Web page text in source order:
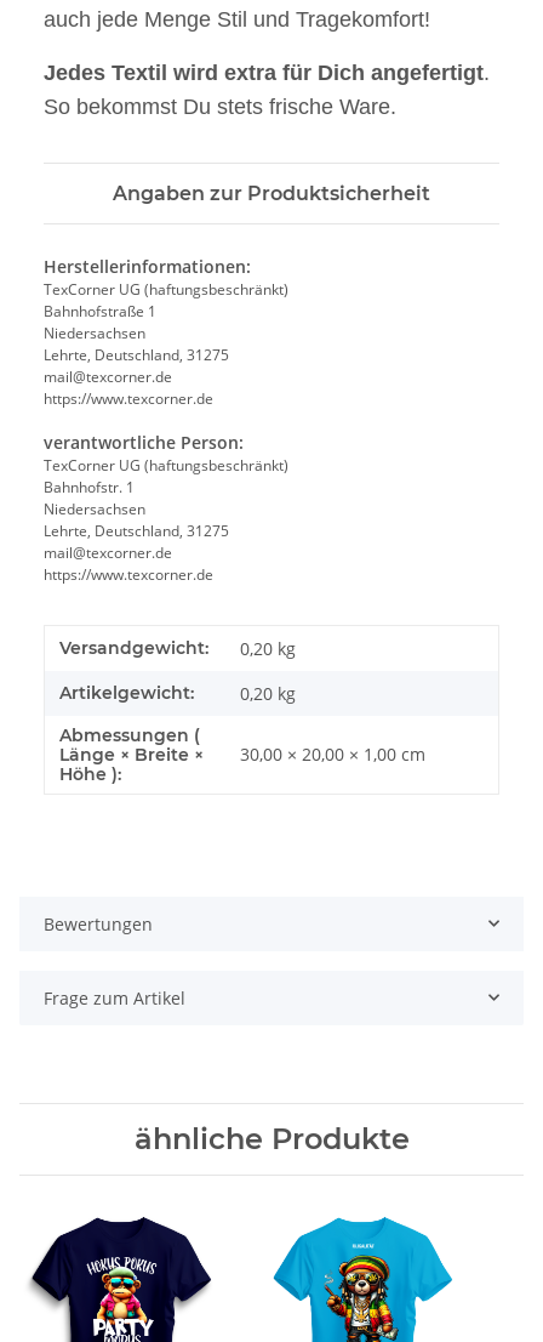
auch jede Menge Stil und Tragekomfort!
Jedes Textil wird extra für Dich angefertigt.
So bekommst Du stets frische Ware.
Angaben zur Produktsicherheit
Herstellerinformationen:
TexCorner UG (haftungsbeschränkt)
Bahnhofstraße 1
Niedersachsen
Lehrte, Deutschland, 31275
mail@texcorner.de
https://www.texcorner.de
verantwortliche Person:
TexCorner UG (haftungsbeschränkt)
Bahnhofstr. 1
Niedersachsen
Lehrte, Deutschland, 31275
mail@texcorner.de
https://www.texcorner.de
Versandgewicht: 0,20 kg
Artikelgewicht: 0,20 kg
Abmessungen (
Länge × Breite ×
Höhe ):
30,00 × 20,00 × 1,00 cm
Bewertungen
Frage zum Artikel
ähnliche Produkte